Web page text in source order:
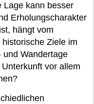
Lage kann besser
Erholungscharakter
hängt vom
Ziele im
und Wandertage
vor allem